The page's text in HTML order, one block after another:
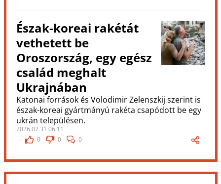
Észak-koreai rakétát
vethetett be
Oroszország, egy egész
család meghalt
Ukrajnában
Katonai források és Volodimir Zelenszkij szerint is
észak-koreai gyártmányú rakéta csapódott be egy
ukrán településen.
2026.07.31 06:11
0
0 0